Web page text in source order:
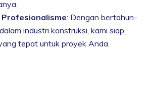
: Dengan bertahun-
industri konstruksi, kami siap
tepat untuk proyek Anda.